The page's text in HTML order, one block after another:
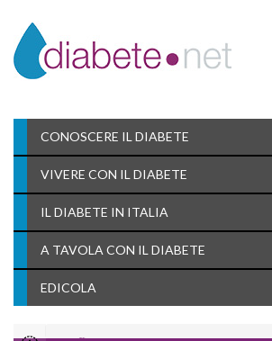
CONOSCERE IL DIABETE
VIVERE CON IL DIABETE
IL DIABETE IN ITALIA
A TAVOLA CON IL DIABETE
EDICOLA